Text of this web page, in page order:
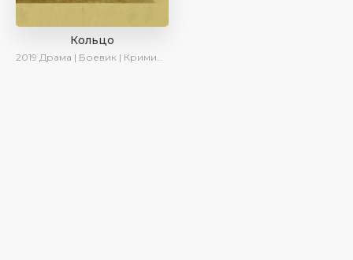
Кольцо
2019 Драма | Боевик | Криминал